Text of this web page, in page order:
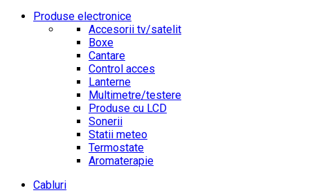
Produse electronice
Accesorii tv/satelit
Boxe
Cantare
Control acces
Lanterne
Multimetre/testere
Produse cu LCD
Sonerii
Statii meteo
Termostate
Aromaterapie
Cabluri